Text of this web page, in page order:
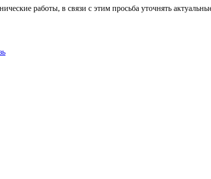
работы, в связи с этим просьба уточнять